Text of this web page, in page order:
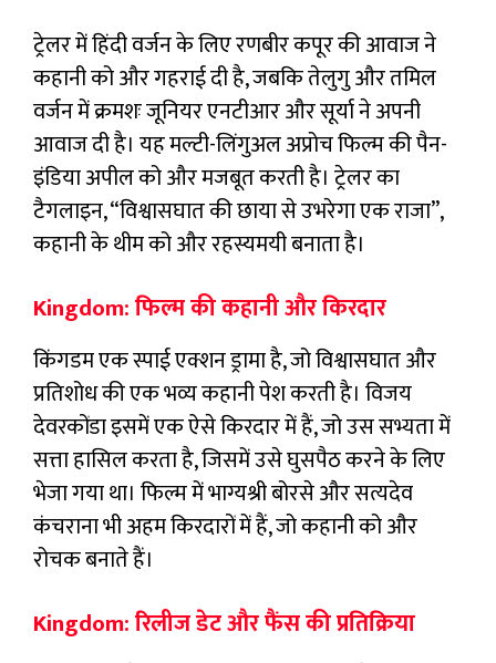
ट्रेलर में हिंदी वर्जन के लिए रणबीर कपूर की आवाज ने
कहानी को और गहराई दी है, जबकि तेलुगु और तमिल
वर्जन में क्रमशः जूनियर एनटीआर और सूर्या ने अपनी
आवाज दी है। यह मल्टी-लिंगुअल अप्रोच फिल्म की पैन-
इंडिया अपील को और मजबूत करती है। ट्रेलर का
टैगलाइन, “विश्वासघात की छाया से उभरेगा एक राजा”,
कहानी के थीम को और रहस्यमयी बनाता है।
Kingdom: फिल्म की कहानी और किरदार
किंगडम एक स्पाई एक्शन ड्रामा है, जो विश्वासघात और
प्रतिशोध की एक भव्य कहानी पेश करती है। विजय
देवरकोंडा इसमें एक ऐसे किरदार में हैं, जो उस सभ्यता में
सत्ता हासिल करता है, जिसमें उसे घुसपैठ करने के लिए
भेजा गया था। फिल्म में भाग्यश्री बोरसे और सत्यदेव
कंचराना भी अहम किरदारों में हैं, जो कहानी को और
रोचक बनाते हैं।
Kingdom: रिलीज डेट और फैंस की प्रतिक्रिया